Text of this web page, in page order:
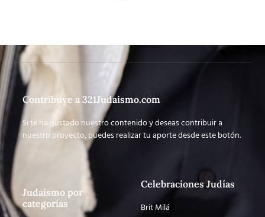
Contribuye a 321Judaismo.com
Si te ha gustado nuestro contenido y deseas contribuir a
nuestro proyecto, puedes realizar tu aporte desde este botón.
Judaísmo por
categorías
Celebraciones Judías
Brit Milá